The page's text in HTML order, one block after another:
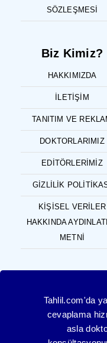
SÖZLEŞMESI
Biz Kimiz?
HAKKIMIZDA
İLETIŞIM
TANITIM VE
DOKTORLARIMIZ
EDITÖRLERIMIZ
GIZLILIK
KIŞISEL VERILER
HAKKINDA
METNI
Tahlil.com'da
cevaplama
asla